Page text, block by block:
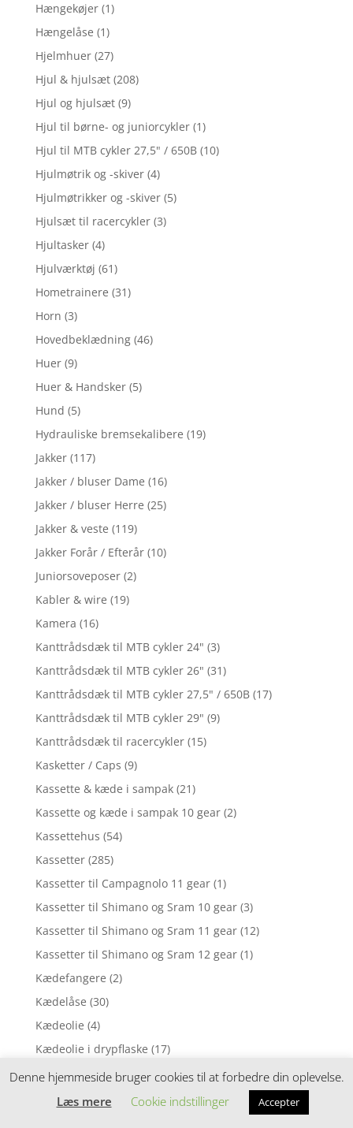
Hængekøjer (1)
Hængelåse (1)
Hjelmhuer (27)
Hjul & hjulsæt (208)
Hjul og hjulsæt (9)
Hjul til børne- og juniorcykler (1)
Hjul til MTB cykler 27,5" / 650B (10)
Hjulmøtrik og -skiver (4)
Hjulmøtrikker og -skiver (5)
Hjulsæt til racercykler (3)
Hjultasker (4)
Hjulværktøj (61)
Hometrainere (31)
Horn (3)
Hovedbeklædning (46)
Huer (9)
Huer & Handsker (5)
Hund (5)
Hydrauliske bremsekalibere (19)
Jakker (117)
Jakker / bluser Dame (16)
Jakker / bluser Herre (25)
Jakker & veste (119)
Jakker Forår / Efterår (10)
Juniorsoveposer (2)
Kabler & wire (19)
Kamera (16)
Kanttrådsdæk til MTB cykler 24" (3)
Kanttrådsdæk til MTB cykler 26" (31)
Kanttrådsdæk til MTB cykler 27,5" / 650B (17)
Kanttrådsdæk til MTB cykler 29" (9)
Kanttrådsdæk til racercykler (15)
Kasketter / Caps (9)
Kassette & kæde i sampak (21)
Kassette og kæde i sampak 10 gear (2)
Kassettehus (54)
Kassetter (285)
Kassetter til Campagnolo 11 gear (1)
Kassetter til Shimano og Sram 10 gear (3)
Kassetter til Shimano og Sram 11 gear (12)
Kassetter til Shimano og Sram 12 gear (1)
Kædefangere (2)
Kædelåse (30)
Kædeolie (4)
Kædeolie i drypflaske (17)
Kæder (101)
Kæder til 10 udvendige gear (7)
Denne hjemmeside bruger cookies til at forbedre din oplevelse.
Læs mere
Cookie indstillinger Accepter